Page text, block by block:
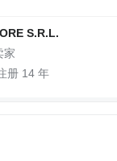
S.R.L.
册 14 年